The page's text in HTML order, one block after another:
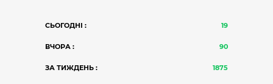
СЬОГОДНІ : 19
ВЧОРА : 90
ЗА ТИЖДЕНЬ : 1875